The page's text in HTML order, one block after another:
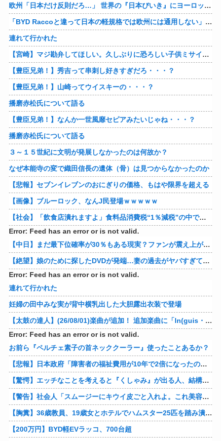
欧州「日本だけ反則だろ…」 世界の『日本びいき』にヨーロッパ全土から不満の声
「BYD Raccoと違って日本の軽規格では欧州には通用しない」と自動車系ライターが示唆、だが速攻で反例を提示されて即落ち二コマ状態に……
連れて行かれた
【宮崎】マジ勘弁してほしい。久しぶりに恐ろしい子供ミサイルを見た。
【豊臣兄弟！】秀吉って串刺し好きすぎだろ・・・？
【豊臣兄弟！】山崎ってウイスキーの・・・？
播磨赤松氏について語る
【豊臣兄弟！】なんか一世風靡セピアみたいじゃね・・・？
播磨赤松氏について語る
３～１５世紀に文明が発展しなかったのは何故か？
なぜ本能寺の変で織田信長の遺体（骨）は見つからなかったのか
【悲報】セブンイレブンのおにぎりの価格、もはや限界を超える
【画像】ブルーロック、なんJ民登場ｗｗｗｗｗ
【社会】「飲食店潰れますよ」食料品消費税“1％減税”の中で上がる懸念 外食は10％で“9％”差に…一方で対象の弁当店でも悲痛な声「値下げできない…」
Error: Feed has an error or is not valid.
【中日】まだ最下位確率が30％もある現実？ファンが震え上がる夏の風物詩と自虐ネタの嵐
【絶望】娘のために探したDVDが発端…妻の過去がヤバすぎてメンタル崩壊ｗｗｗｗ 他
Error: Feed has an error or is not valid.
連れて行かれた
妊婦の田中みな実が背中横乳出した大胆露出衣装で登場
【太鼓の達人】(26/08/01)楽曲が追加！ 追加楽曲に「ln(guis・tics) / Sephid」「Remnath / ぺのれり」の2曲が登場！！
Error: Feed has an error or is not valid.
お前ら『ペルチェ素子の首ネッククーラー』使ったことあるか？
【悲報】日本政府「障害者の福祉費用が10年で2倍になったので抑制します」
【驚愕】エッチなことを考えると『くしゃみ』が出る人、結構いると判明
【警告】社会人「スムージーにキウイ皮ごと入れよ。これ美容にいいんだよね〜」→ 結果…
【胸糞】36歳教員、19歳女とホテルでハムスター25匹を踏み潰すなどして逮捕
【200万円】BYD軽EVラッコ、700台超